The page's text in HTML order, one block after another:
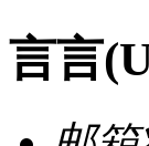
言言